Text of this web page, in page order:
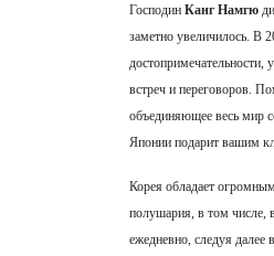
Господин Канг Намгю
заметно увеличилось. В
встреч и переговоров.
объединяющее весь мир
Японии подарит вашим
Корея обладает
полушария, в том числе,
ежедневно, следуя